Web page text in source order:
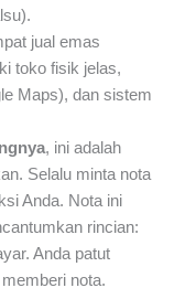
jual emas
toko fisik jelas,
Maps), dan sistem
, ini adalah
Selalu minta nota
Anda. Nota ini
rincian:
Anda patut
nota.